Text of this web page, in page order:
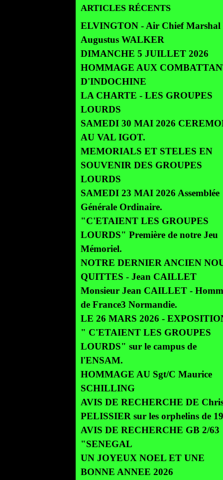
ARTICLES RÉCENTS
ELVINGTON - Air Chief Marshal
Augustus WALKER
DIMANCHE 5 JUILLET 2026
HOMMAGE AUX
D'INDOCHINE
LA CHARTE - LES GROUPES
LOURDS
SAMEDI 30 MAI 2026
AU VAL IGOT.
MEMORIALS ET STELES EN
SOUVENIR DES GROUPES
LOURDS
SAMEDI 23 MAI 2026 Assemblée
Générale Ordinaire.
"C'ETAIENT LES GROUPES
LOURDS" Première de notre Jeu
Mémoriel.
NOTRE DERNIER ANCIEN
QUITTES - Jean CAILLET
Monsieur Jean CAILLET -
de France3 Normandie.
LE 26 MARS 2026 -
" C'ETAIENT LES GROUPES
LOURDS" sur le campus de
l'ENSAM.
HOMMAGE AU Sgt/C Maurice
SCHILLING
AVIS DE RECHERCHE DE
PELISSIER sur les orphelins de
AVIS DE RECHERCHE GB 2/63
"SENEGAL
UN JOYEUX NOEL ET UNE
BONNE ANNEE 2026